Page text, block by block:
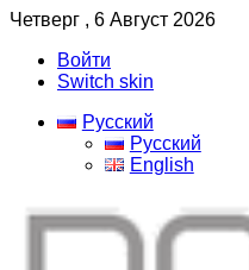
Четверг , 6 Август 2026
Войти
Switch skin
Русский
Русский
English